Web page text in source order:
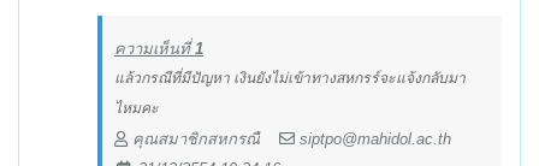
ความเห็นที่1
แล้วกรณีที่มีปัญหา เงินยังไม่เข้าทางสหกรร์จะแจ้งกลับมา
ไหมคะ
คุณสมาชิกสหกรณื
siptpo@mahidol.ac.th